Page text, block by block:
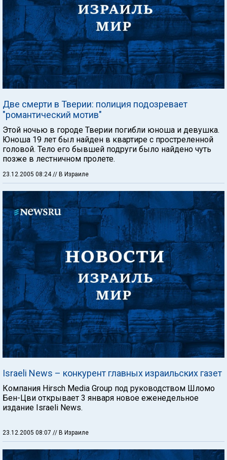
Две смерти в Тверии: полиция подозревает
"романтический мотив"
Этой ночью в городе Тверии погибли юноша и девушка.
Юноша 19 лет был найден в квартире с простреленной
головой. Тело его бывшей подруги было найдено чуть
позже в лестничном пролете.
23.12.2005 08:24// В Израиле
Israeli News – конкурент главных израильских газет
Компания Hirsch Media Group под руководством Шломо
Бен-Цви открывает 3 января новое еженедельное
издание Israeli News.
23.12.2005 08:07 // В Израиле